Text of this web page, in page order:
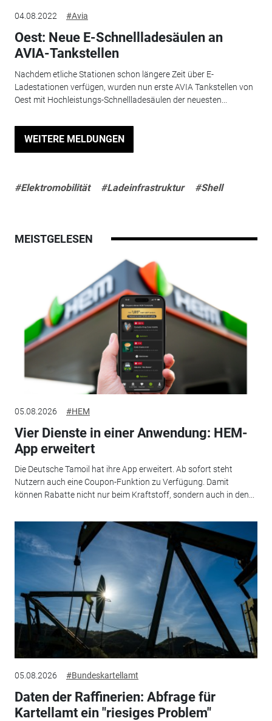
04.08.2022 #Avia
Oest: Neue E-Schnellladesäulen an
AVIA-Tankstellen
Nachdem etliche Stationen schon längere Zeit über E-
Ladestationen verfügen, wurden nun erste AVIA Tankstellen von
Oest mit Hochleistungs-Schnellladesäulen der neuesten...
WEITERE MELDUNGEN
#Elektromobilität #Ladeinfrastruktur #Shell
MEISTGELESEN
05.08.2026 #HEM
Vier Dienste in einer Anwendung: HEM-
App erweitert
Die Deutsche Tamoil hat ihre App erweitert. Ab sofort steht
Nutzern auch eine Coupon-Funktion zu Verfügung. Damit
können Rabatte nicht nur beim Kraftstoff, sondern auch in den...
05.08.2026 #Bundeskartellamt
Daten der Raffinerien: Abfrage für
Kartellamt ein "riesiges Problem"